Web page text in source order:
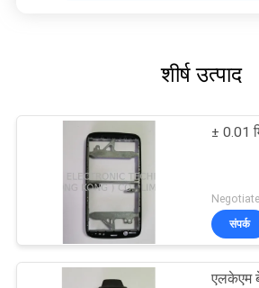
शीर्ष उत्पाद
± 0.01
संपर्क
एलकेएम